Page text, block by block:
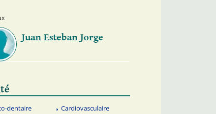
Juan Esteban Jorge
dentaire Cardiovasculaire